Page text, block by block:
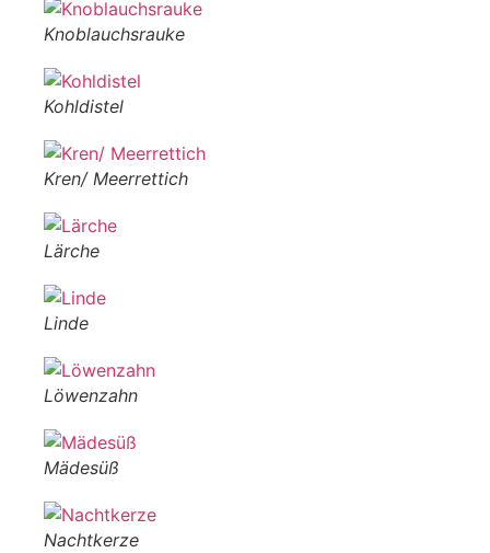
Knoblauchsrauke
Kohldistel
Kren/ Meerrettich
Lärche
Linde
Löwenzahn
Mädesüß
Nachtkerze